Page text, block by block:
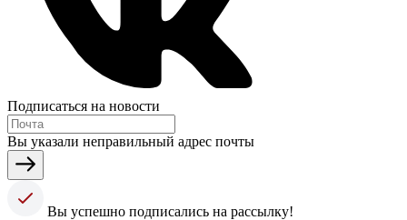
Подписаться на новости
Вы указали неправильный адрес почты
Вы успешно подписались на рассылку!